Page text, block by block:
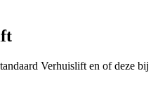
Verhuislift en of deze bij